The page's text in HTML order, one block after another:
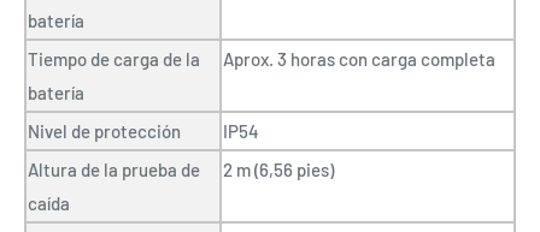
batería
Tiempo de carga de la
batería
Aprox. 3 horas con carga completa
Nivel de protección
IP54
Altura de la prueba de
caída
2 m (6,56 pies)